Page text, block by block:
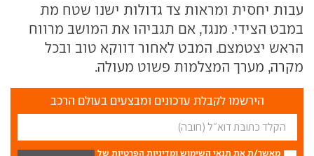
עבות יחסית ומראות צד גדולות ישנו שטח מת
במבט הצידי. מנגד, אם תגביהו את המושב מרווח
הראש יצטמצם. המבט לאחור דווקא טוב ובכל
מקרה, מערך המצלמות פשוט מעולה.
הירשמו לקבלת עדכונים ומבצעים בעולם הרכב
מאשר/ת את תנאי השימוש ומדיניות הפרטיות של